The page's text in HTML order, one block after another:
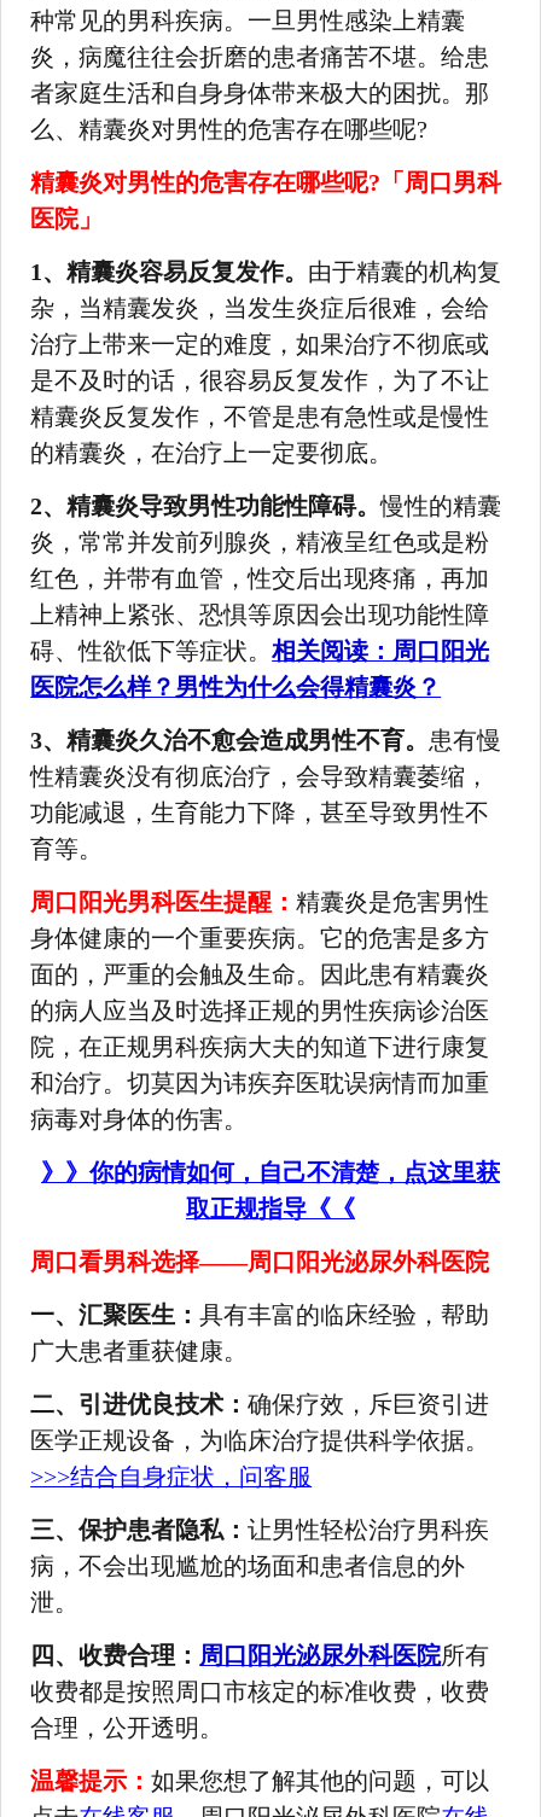
种常见的男科疾病。一旦男性感染上精囊
炎，病魔往往会折磨的患者痛苦不堪。给患
者家庭生活和自身身体带来极大的困扰。那
么、精囊炎对男性的危害存在哪些呢?
精囊炎对男性的危害存在哪些呢?「周口男科
医院」
1、精囊炎容易反复发作。 由于精囊的机构复
杂，当精囊发炎，当发生炎症后很难，会给
治疗上带来一定的难度，如果治疗不彻底或
是不及时的话，很容易反复发作，为了不让
精囊炎反复发作，不管是患有急性或是慢性
的精囊炎，在治疗上一定要彻底。
2、精囊炎导致男性功能性障碍。慢性的精囊
炎，常常并发前列腺炎，精液呈红色或是粉
红色，并带有血管，性交后出现疼痛，再加
上精神上紧张、恐惧等原因会出现功能性障
碍、性欲低下等症状。相关阅读：周口阳光
医院怎么样？男性为什么会得精囊炎？
3、精囊炎久治不愈会造成男性不育。 患有慢
性精囊炎没有彻底治疗，会导致精囊萎缩，
功能减退，生育能力下降，甚至导致男性不
育等。
周口阳光男科医生提醒：精囊炎是危害男性
身体健康的一个重要疾病。它的危害是多方
面的，严重的会触及生命。因此患有精囊炎
的病人应当及时选择正规的男性疾病诊治医
院，在正规男科疾病大夫的知道下进行康复
和治疗。切莫因为讳疾弃医耽误病情而加重
病毒对身体的伤害。
》》你的病情如何，自己不清楚，点这里获
取正规指导《《
周口看男科选择——周口阳光泌尿外科医院
一、汇聚医生：具有丰富的临床经验，帮助
广大患者重获健康。
二、引进优良技术：确保疗效，斥巨资引进
医学正规设备，为临床治疗提供科学依据。
>>>结合自身症状，问客服
三、保护患者隐私：让男性轻松治疗男科疾
病，不会出现尴尬的场面和患者信息的外
泄。
四、收费合理： 周口阳光泌尿外科医院所有
收费都是按照周口市核定的标准收费，收费
合理，公开透明。
温馨提示：如果您想了解其他的问题，可以